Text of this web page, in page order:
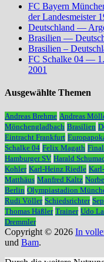
FC Bayern
der Landesmeister
Deutschland —
Brasilien —
Brasilien –
FC Schalke 04 —
2001
Ausgewählte Themen
Andreas Brehme Andreas
Mönchengladbach Brasilien
Eintracht Frankfurt
Schalke 04 Felix Magath
Hamburger SV Harald
Kohler Karl-Heinz Riedle
Matthäus Manfred Kaltz
Berlin Olympiastadion
Rudi Völler Schiedsrichter
Thomas Häßler Trainer Udo
Dremmler
Copyright © 2026 In
und Bam.